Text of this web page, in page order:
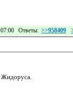
Ответы: >>958409